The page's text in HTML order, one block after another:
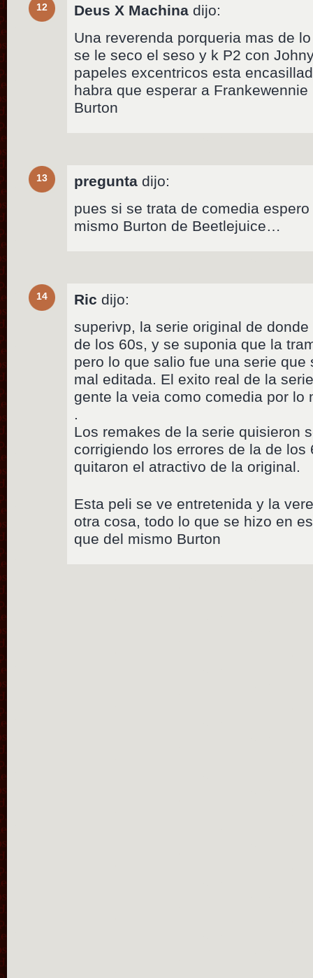
12 Deus X Machina dijo:
Una reverenda porqueria mas de
se le seco el seso y k P2 con
papeles excentricos esta
habra que esperar a
Burton
13 pregunta dijo:
pues si se trata de comedia
mismo Burton de Beetlejuice…
14 Ric dijo:
superivp, la serie original de
de los 60s, y se suponia que la
pero lo que salio fue una serie
mal editada. El exito real de la
gente la veia como comedia por lo
.
Los remakes de la serie quisieron
corrigiendo los errores de la de
quitaron el atractivo de la original.
Esta peli se ve entretenida y la
otra cosa, todo lo que se hizo en
que del mismo Burton